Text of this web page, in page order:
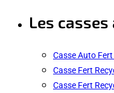
Les
Casse Auto
Casse Fert
Casse Fert